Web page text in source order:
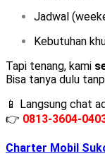
Jadwal
Kebutuhan
Tapi tenang, kami
Bisa tanya dulu
📱 Langsung chat
👉 0813-3604-
Charter Mobil